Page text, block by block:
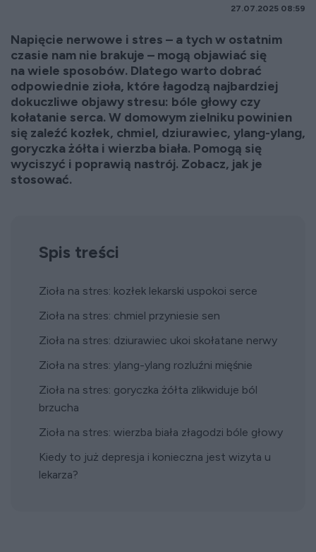
27.07.2025 08:59
Napięcie nerwowe i stres – a tych w ostatnim
czasie nam nie brakuje – mogą objawiać się
na wiele sposobów. Dlatego warto dobrać
odpowiednie zioła, które łagodzą najbardziej
dokuczliwe objawy stresu: bóle głowy czy
kołatanie serca. W domowym zielniku powinien
się zaleźć kozłek, chmiel, dziurawiec, ylang-ylang,
goryczka żółta i wierzba biała. Pomogą się
wyciszyć i poprawią nastrój. Zobacz, jak je
stosować.
Spis treści
Zioła na stres: kozłek lekarski uspokoi serce
Zioła na stres: chmiel przyniesie sen
Zioła na stres: dziurawiec ukoi skołatane nerwy
Zioła na stres: ylang-ylang rozluźni mięśnie
Zioła na stres: goryczka żółta zlikwiduje ból
brzucha
Zioła na stres: wierzba biała złagodzi bóle głowy
Kiedy to już depresja i konieczna jest wizyta u
lekarza?